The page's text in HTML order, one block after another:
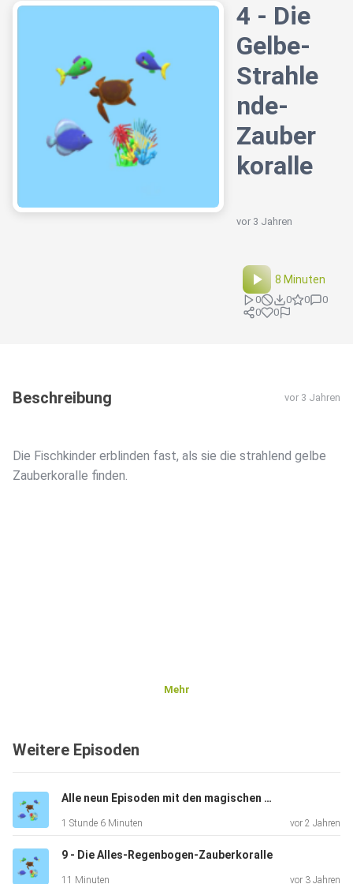
4 - Die
Gelbe-
Strahle
nde-
Zauber
koralle
vor 3 Jahren
8 Minuten
0 0 0
0
0
0
Beschreibung vor 3 Jahren
Die Fischkinder erblinden fast, als sie die strahlend gelbe
Zauberkoralle finden.
Mehr
Weitere Episoden
Alle neun Episoden mit den magischen Korallen
1 Stunde 6 Minuten vor 2 Jahren
9 - Die Alles-Regenbogen-Zauberkoralle
11 Minuten vor 3 Jahren